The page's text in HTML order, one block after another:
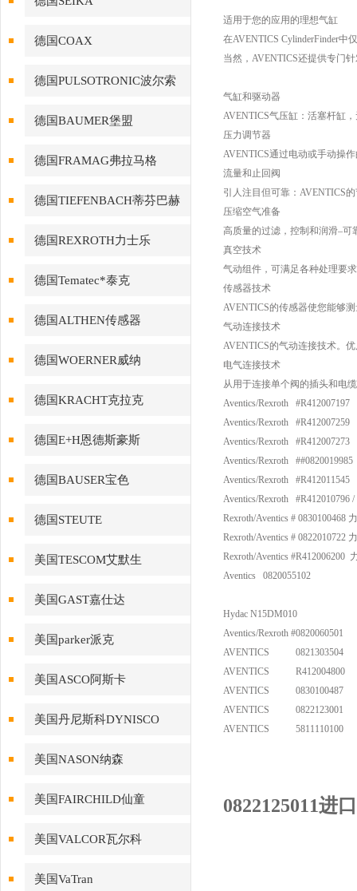
德国COAX
德国PULSOTRONIC波尔索
德国BAUMER堡盟
德国FRAMAG弗拉马格
德国TIEFENBACH蒂芬巴赫
德国REXROTH力士乐
德国Tematec*泰克
德国ALTHEN传感器
德国WOERNER威纳
德国KRACHT克拉克
德国E+H恩德斯豪斯
德国BAUSER宝色
德国STEUTE
美国TESCOM艾默生
美国GAST嘉仕达
美国parker派克
美国ASCO阿斯卡
美国丹尼斯科DYNISCO
美国NASON纳森
美国FAIRCHILD仙童
美国VALCOR瓦尔科
美国VaTran
适用于您的应用的理想气缸
在AVENTICS CylinderFinder
当然，AVENTICS还提供专门
气缸和驱动器
AVENTICS气压缸：活塞杆缸
压力调节器
AVENTICS通过电动或手动操
流量和止回阀
引人注目但可靠：AVENTICS
压缩空气准备
高质量的过滤，控制和润滑–
真空技术
气动组件，可满足各种处理要
传感器技术
AVENTICS的传感器使您能够
气动连接技术
AVENTICS的气动连接技术。
电气连接技术
从用于连接单个阀的插头和电
Aventics/Rexroth
Aventics/Rexroth
Aventics/Rexroth
Aventics/Rexroth
Aventics/Rexroth
Aventics/Rexroth #R412010796 /
Rexroth/Aventics # 0830100468
Rexroth/Aventics # 0822010722
Rexroth/Aventics #R412006200
Aventics 0820055102
Hydac N15DM010
Aventics/Rexroth #0820060501
AVENTICS 0821303504
AVENTICS R412004800
AVENTICS 0830100487
AVENTICS 0822123001
AVENTICS 5811110100
0822125011进